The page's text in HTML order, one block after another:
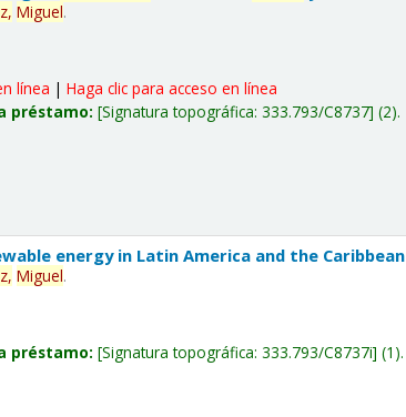
Miguel.
línea |Haga clic para acceso en línea
préstamo: Signatura topográfica:333.793/C8737 (2).
energy in Latin America and the Caribbean
Miguel.
préstamo: Signatura topográfica:333.793/C8737i (1).